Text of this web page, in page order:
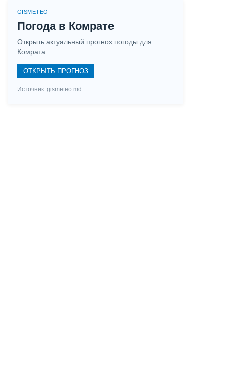
GISMETEO
Погода в Комрате
Открыть актуальный прогноз погоды для
Комрата.
ОТКРЫТЬ ПРОГНОЗ
Источник: gismeteo.md